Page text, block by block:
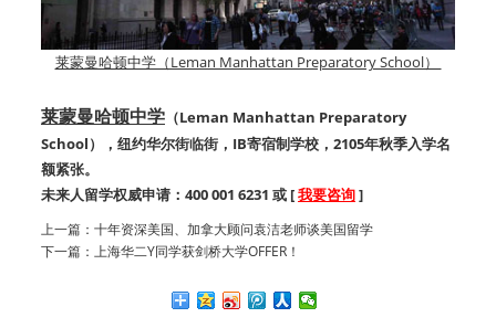
莱蒙曼哈顿中学（Leman Manhattan Preparatory School）
莱蒙曼哈顿中学 （Leman Manhattan Preparatory
School），纽约华尔街临街，IB寄宿制学校，2105年秋季入学名
额紧张。
未来人留学权威申请：400 001 6231 或 [我要咨询]
上一篇： 十年资深美国、加拿大顾问袁洁老师谈美国留学
下一篇： 上海华二Y同学获剑桥大学OFFER！